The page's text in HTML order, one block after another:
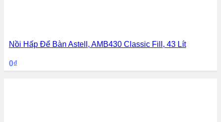
Nồi Hấp Để Bàn Astell, AMB430 Classic Fill, 43 Lít
0₫